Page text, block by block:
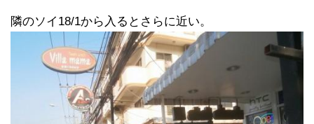
隣のソイ18/1から入るとさらに近い。